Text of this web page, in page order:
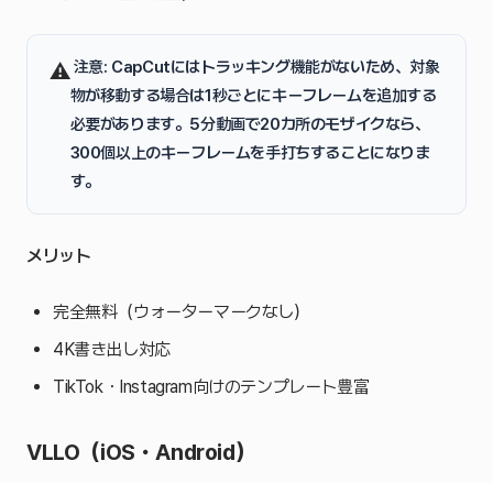
⚠注意: CapCutにはトラッキング機能がないため、対象
物が移動する場合は1秒ごとにキーフレームを追加する
必要があります。5分動画で20カ所のモザイクなら、
300個以上のキーフレームを手打ちすることになりま
す。
メリット
完全無料（ウォーターマークなし）
4K書き出し対応
TikTok・Instagram向けのテンプレート豊富
VLLO（iOS・Android）